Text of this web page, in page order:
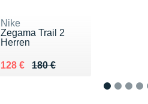
Nike
Zegama Trail 2
Herren
180 €
Au lieu de 180 €
128 €
Vendu 128 €